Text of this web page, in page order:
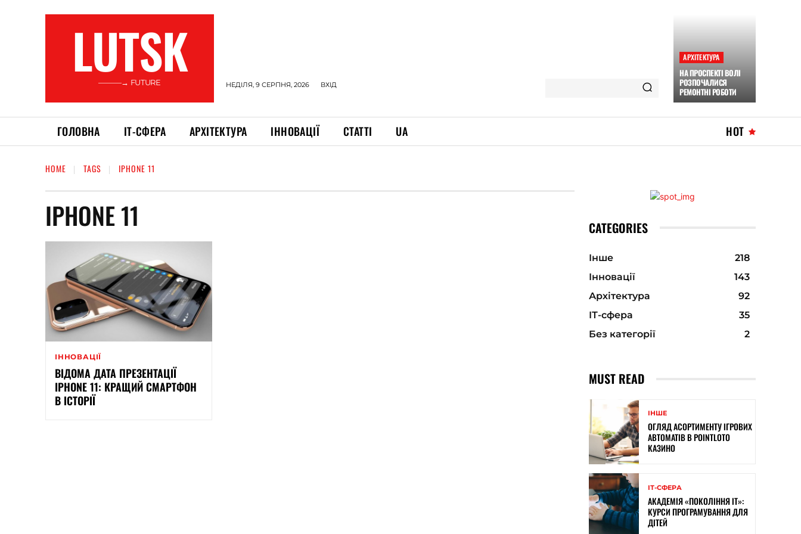
LUTSK
———→ FUTURE НЕДІЛЯ, 9 СЕРПНЯ, 2026 ВХІД
АРХІТЕКТУРА
НА ПРОСПЕКТІ ВОЛІ
РОЗПОЧАЛИСЯ
РЕМОНТНІ РОБОТИ
ГОЛОВНА ІТ-СФЕРА АРХІТЕКТУРА ІННОВАЦІЇ СТАТТІ UA HOT
HOME TAGS IPHONE 11
IPHONE 11
ІННОВАЦІЇ
ВІДОМА ДАТА ПРЕЗЕНТАЦІЇ
IPHONE 11: КРАЩИЙ СМАРТФОН
В ІСТОРІЇ
CATEGORIES
Інше
218
Інновації
143
Архітектура
92
ІТ-сфера
35
Без категорії
2
MUST READ
ІНШЕ
ОГЛЯД АСОРТИМЕНТУ ІГРОВИХ
АВТОМАТІВ В POINTLOTO
КАЗИНО
ІТ-СФЕРА
АКАДЕМІЯ «ПОКОЛІННЯ ІТ»:
КУРСИ ПРОГРАМУВАННЯ ДЛЯ
ДІТЕЙ